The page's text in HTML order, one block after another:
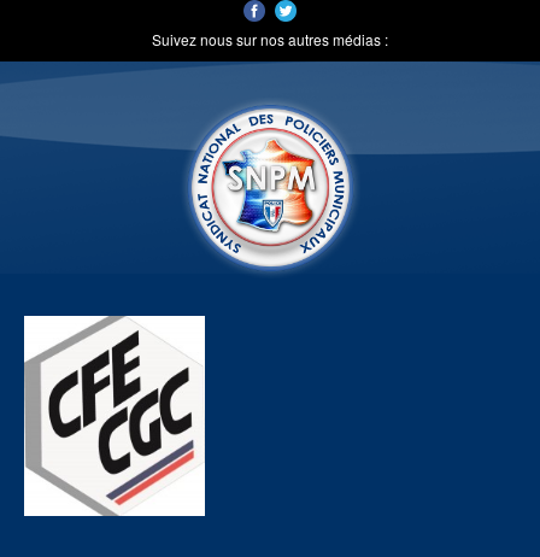
Suivez nous sur nos autres médias :